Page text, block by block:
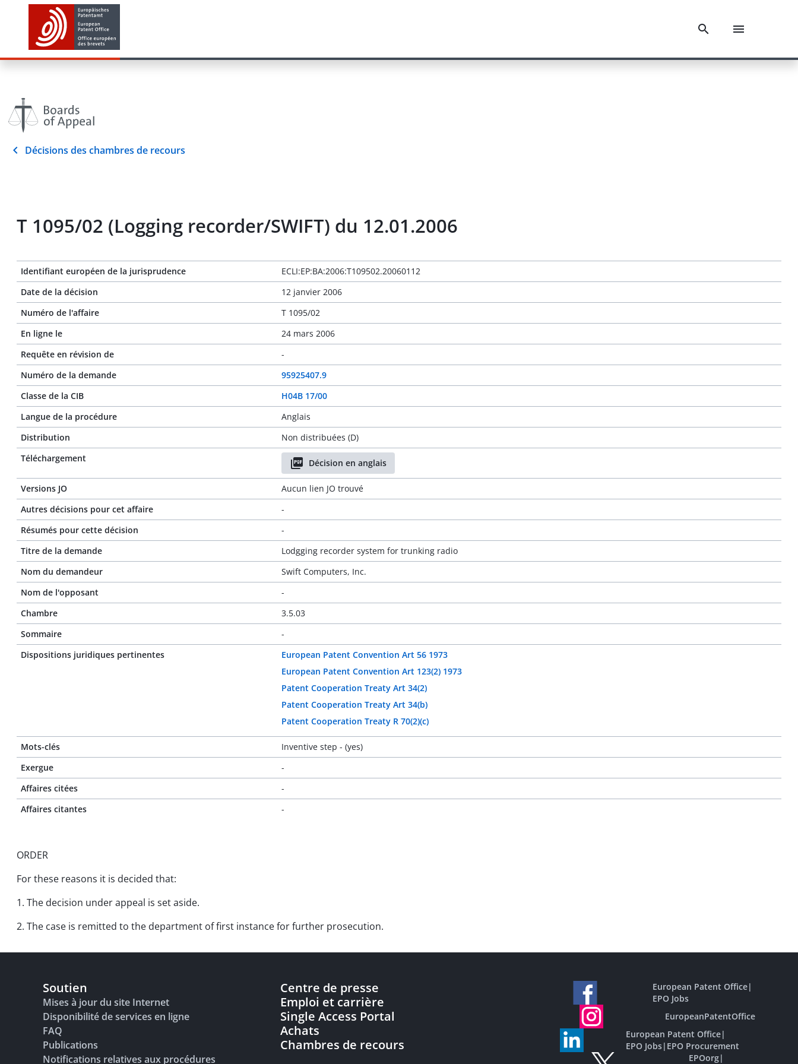
Décisions des chambres de recours
T 1095/02 (Logging recorder/SWIFT) du 12.01.2006
Identifiant européen de la jurisprudence
ECLI:EP:BA:2006:T109502.20060112
Date de la décision
12 janvier 2006
Numéro de l'affaire
T 1095/02
En ligne le
24 mars 2006
Requête en révision de
-
Numéro de la demande
95925407.9
Classe de la CIB
H04B 17/00
Langue de la procédure
Anglais
Distribution
Non distribuées (D)
Téléchargement
Décision en anglais
Versions JO
Aucun lien JO trouvé
Autres décisions pour cet affaire
-
Résumés pour cette décision
-
Titre de la demande
Lodgging recorder system for trunking radio
Nom du demandeur
Swift Computers, Inc.
Nom de l'opposant
-
Chambre
3.5.03
Sommaire
-
Dispositions juridiques pertinentes
European Patent Convention Art 56 1973
European Patent Convention Art 123(2) 1973
Patent Cooperation Treaty Art 34(2)
Patent Cooperation Treaty Art 34(b)
Patent Cooperation Treaty R 70(2)(c)
Mots-clés
Inventive step - (yes)
Exergue
-
Affaires citées
-
Affaires citantes
-
ORDER
For these reasons it is decided that:
1. The decision under appeal is set aside.
2. The case is remitted to the department of first instance for further prosecution.
Soutien
Mises à jour du site Internet
Disponibilité de services en ligne
FAQ
Publications
Notifications relatives aux procédures
Centre de presse
Emploi et carrière
Single Access Portal
Achats
Chambres de recours
European Patent Office|
EPO Jobs
EuropeanPatentOffice
European Patent Office|
EPO Jobs| EPO Procurement
EPOorg|